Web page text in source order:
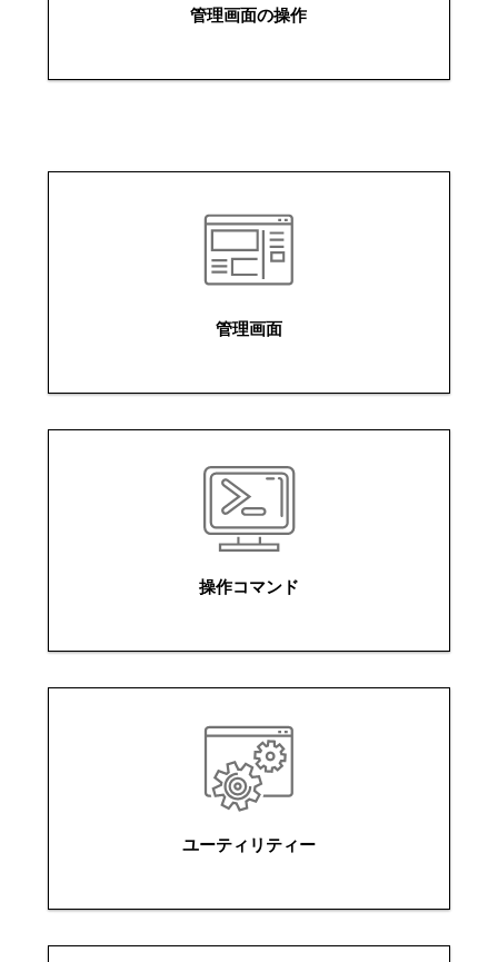
管理画面の操作
管理画面
操作コマンド
ユーティリティー